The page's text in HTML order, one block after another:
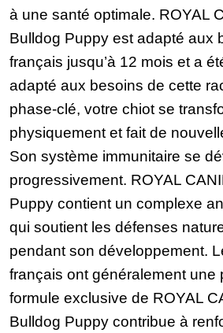
à une santé optimale. ROYAL
Bulldog Puppy est adapté aux
français jusqu’à 12 mois et a
adapté aux besoins de cette
phase-clé, votre chiot se
physiquement et fait de
Son système immunitaire se
progressivement. ROYAL
Puppy contient un complexe
qui soutient les défenses
pendant son développement.
français ont généralement une
formule exclusive de ROYAL
Bulldog Puppy contribue à